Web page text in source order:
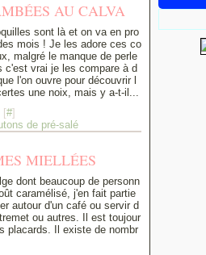
AU CALVA
sont là et on va en pro
mois ! Je les adore ces co
malgré le manque de perle
c'est vrai je les compare à d
l'on ouvre pour découvrir l
une noix, mais y a-t-il...
[#]
de pré-salé
MIELLÉES
dont beaucoup de personn
caramélisé, j'en fait partie
autour d'un café ou servir d
ou autres. Il est toujour
placards. Il existe de nombr